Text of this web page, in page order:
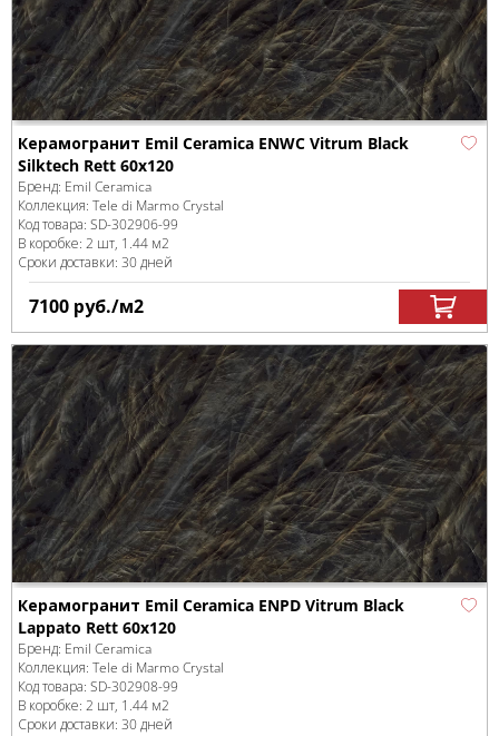
Керамогранит Emil Ceramica ENWC Vitrum Black
Silktech Rett 60x120
Бренд: Emil Ceramica
Коллекция: Tele di Marmo Crystal
Код товара: SD-302906-99
В коробке: 2 шт, 1.44 м2
Сроки доставки: 30 дней
7100 руб./м2
Керамогранит Emil Ceramica ENPD Vitrum Black
Lappato Rett 60x120
Бренд: Emil Ceramica
Коллекция: Tele di Marmo Crystal
Код товара: SD-302908-99
В коробке: 2 шт, 1.44 м2
Сроки доставки: 30 дней